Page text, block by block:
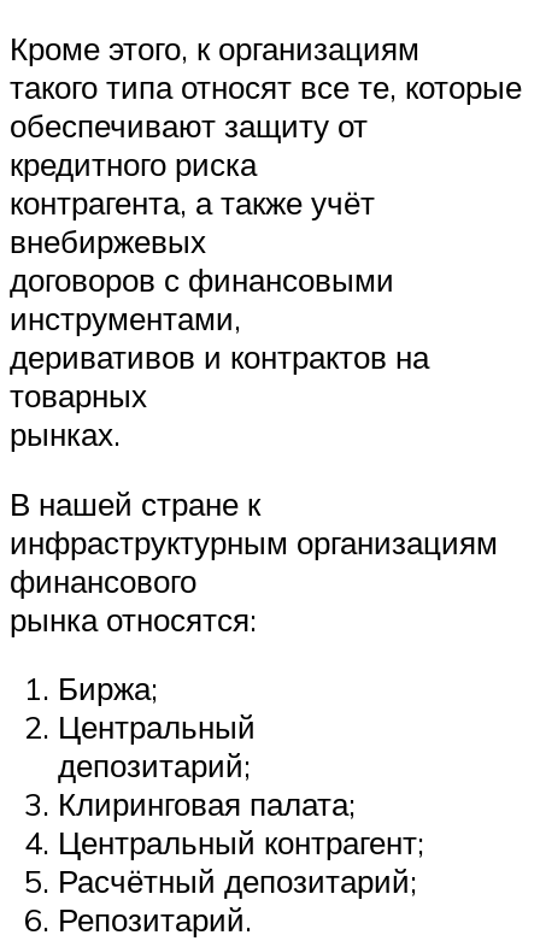
Кроме этого, к организациям
такого типа относят все те, которые
обеспечивают защиту от
кредитного риска
контрагента, а также учёт
внебиржевых
договоров с финансовыми
инструментами,
деривативов и контрактов на
товарных
рынках.
В нашей стране к
инфраструктурным организациям
финансового
рынка относятся:
Биржа;
Центральный
депозитарий;
Клиринговая палата;
Центральный контрагент;
Расчётный депозитарий;
Репозитарий.